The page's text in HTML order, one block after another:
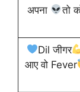
अपना तो
Dil जीगर
आए वो Fever